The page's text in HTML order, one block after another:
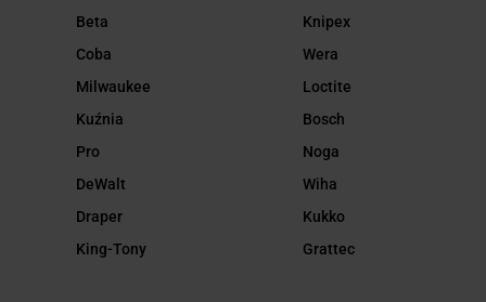
Beta
Coba
Milwaukee
Kuźnia
Pro
DeWalt
Draper
King-Tony
Knipex
Wera
Loctite
Bosch
Noga
Wiha
Kukko
Grattec